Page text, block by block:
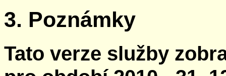
3. Poznámky
Tato verze služby